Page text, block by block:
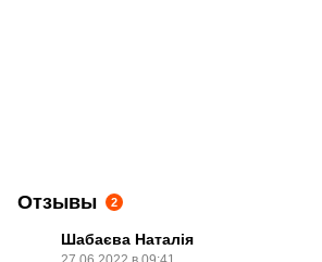
Отзывы 2
Шабаєва Наталія